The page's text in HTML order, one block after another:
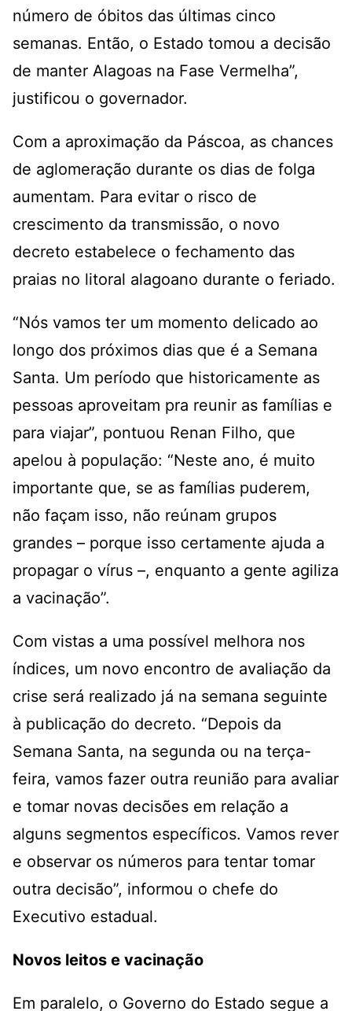
número de óbitos das últimas cinco
semanas. Então, o Estado tomou a decisão
de manter Alagoas na Fase Vermelha”,
justificou o governador.
Com a aproximação da Páscoa, as chances
de aglomeração durante os dias de folga
aumentam. Para evitar o risco de
crescimento da transmissão, o novo
decreto estabelece o fechamento das
praias no litoral alagoano durante o feriado.
“Nós vamos ter um momento delicado ao
longo dos próximos dias que é a Semana
Santa. Um período que historicamente as
pessoas aproveitam pra reunir as famílias e
para viajar”, pontuou Renan Filho, que
apelou à população: “Neste ano, é muito
importante que, se as famílias puderem,
não façam isso, não reúnam grupos
grandes – porque isso certamente ajuda a
propagar o vírus –, enquanto a gente agiliza
a vacinação”.
Com vistas a uma possível melhora nos
índices, um novo encontro de avaliação da
crise será realizado já na semana seguinte
à publicação do decreto. “Depois da
Semana Santa, na segunda ou na terça-
feira, vamos fazer outra reunião para avaliar
e tomar novas decisões em relação a
alguns segmentos específicos. Vamos rever
e observar os números para tentar tomar
outra decisão”, informou o chefe do
Executivo estadual.
Novos leitos e vacinação
Em paralelo, o Governo do Estado segue a